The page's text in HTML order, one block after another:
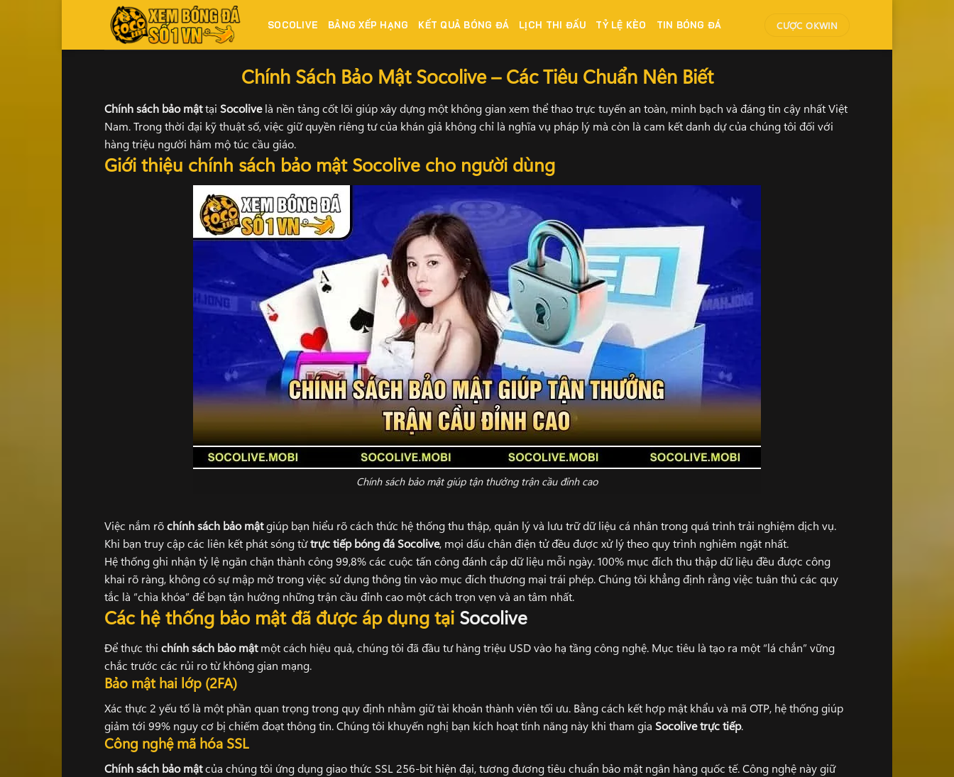
SOCOLIVE BẢNG XẾP HẠNG KẾT QUẢ BÓNG ĐÁ LỊCH THI ĐẤU TỶ LỆ KÈO TIN BÓNG ĐÁ CƯỢC OKWIN
Trang Chủ - Chính Sách Bảo Mật Socolive – Các Tiêu Chuẩn Nên Biết
Chính Sách Bảo Mật Socolive – Các Tiêu Chuẩn Nên Biết
Chính sách bảo mậttại Socolivelà nền tảng cốt lõi giúp xây dựng một không gian xem thể thao trực tuyến an toàn, minh bạch và đáng tin cậy nhất Việt
Nam. Trong thời đại kỹ thuật số, việc giữ quyền riêng tư của khán giả không chỉ là nghĩa vụ pháp lý mà còn là cam kết danh dự của chúng tôi đối với
hàng triệu người hâm mộ túc cầu giáo.
Giới thiệu chính sách bảo mật Socolive cho người dùng
Chính sách bảo mật giúp tận thưởng trận cầu đỉnh cao
Việc nắm rõchính sách bảo mậtgiúp bạn hiểu rõ cách thức hệ thống thu thập, quản lý và lưu trữ dữ liệu cá nhân trong quá trình trải nghiệm dịch vụ.
Khi bạn truy cập các liên kết phát sóng từtrực tiếp bóng đá Socolive, mọi dấu chân điện tử đều được xử lý theo quy trình nghiêm ngặt nhất.
Hệ thống ghi nhận tỷ lệ ngăn chặn thành công 99,8% các cuộc tấn công đánh cắp dữ liệu mỗi ngày. 100% mục đích thu thập dữ liệu đều được công
khai rõ ràng, không có sự mập mờ trong việc sử dụng thông tin vào mục đích thương mại trái phép. Chúng tôi khẳng định rằng việc tuân thủ các quy
tắc là “chìa khóa” để bạn tận hưởng những trận cầu đỉnh cao một cách trọn vẹn và an tâm nhất.
Các hệ thống bảo mật đã được áp dụng tại Socolive
Để thực thi chính sách bảo mậtmột cách hiệu quả, chúng tôi đã đầu tư hàng triệu USD vào hạ tầng công nghệ. Mục tiêu là tạo ra một “lá chắn” vững
chắc trước các rủi ro từ không gian mạng.
Bảo mật hai lớp (2FA)
Xác thực 2 yếu tố là một phần quan trọng trong quy định nhằm giữ tài khoản thành viên tối ưu. Bằng cách kết hợp mật khẩu và mã OTP, hệ thống giúp
giảm tới 99% nguy cơ bị chiếm đoạt thông tin. Chúng tôi khuyến nghị bạn kích hoạt tính năng này khi tham gia Socolive trực tiếp.
Công nghệ mã hóa SSL
Chính sách bảo mậtcủa chúng tôi ứng dụng giao thức SSL 256-bit hiện đại, tương đương tiêu chuẩn bảo mật ngân hàng quốc tế. Công nghệ này giữ